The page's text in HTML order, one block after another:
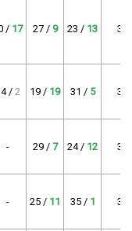
/ 17 27 / 9 23 / 13 39
/ 2 19 / 19 31 / 5 33
- 29 / 7 24 / 12 31
- 25 / 11 35 / 1 31